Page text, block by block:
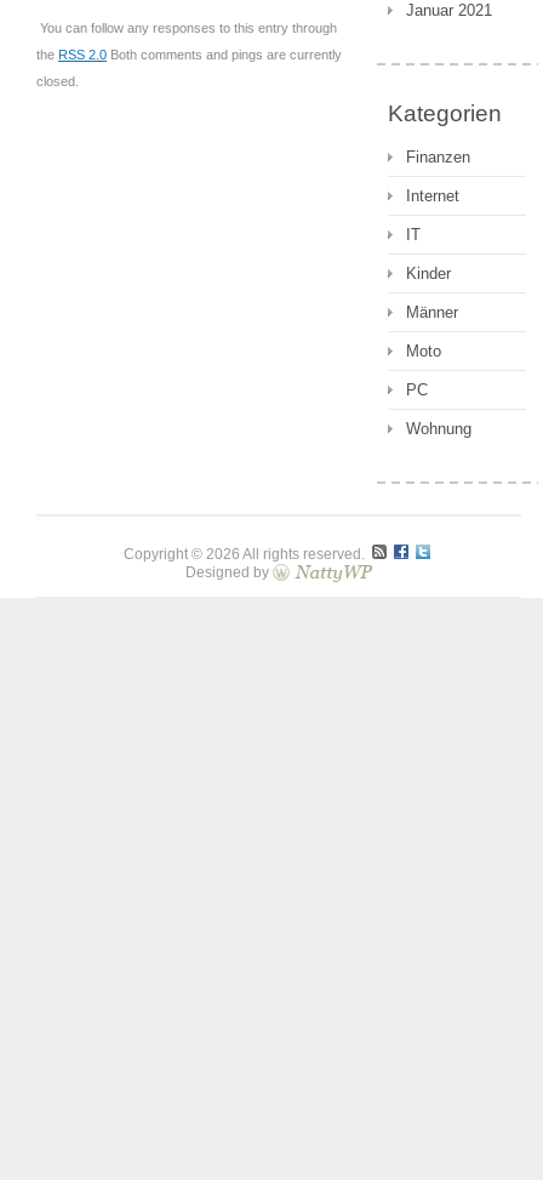
You can follow any responses to this entry through
the RSS 2.0 Both comments and pings are currently
closed.
Januar 2021
Kategorien
Finanzen
Internet
IT
Kinder
Männer
Moto
PC
Wohnung
Copyright © 2026 All rights reserved.
Designed by